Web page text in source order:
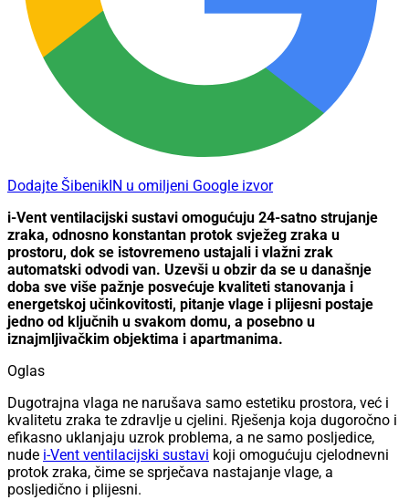
Dodajte ŠibenikIN u omiljeni Google izvor
i-Vent ventilacijski sustavi omogućuju 24-satno strujanje
zraka, odnosno konstantan protok svježeg zraka u
prostoru, dok se istovremeno ustajali i vlažni zrak
automatski odvodi van. Uzevši u obzir da se u današnje
doba sve više pažnje posvećuje kvaliteti stanovanja i
energetskoj učinkovitosti, pitanje vlage i plijesni postaje
jedno od ključnih u svakom domu, a posebno u
iznajmljivačkim objektima i apartmanima.
Oglas
Dugotrajna vlaga ne narušava samo estetiku prostora, već i
kvalitetu zraka te zdravlje u cjelini. Rješenja koja dugoročno i
efikasno uklanjaju uzrok problema, a ne samo posljedice,
nude i-Vent ventilacijski sustavi koji omogućuju cjelodnevni
protok zraka, čime se sprječava nastajanje vlage, a
posljedično i plijesni.